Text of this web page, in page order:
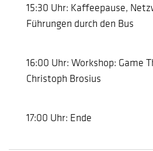
15:30 Uhr: Kaffeepause,
Führungen durch den Bus
16:00 Uhr: Workshop: Game
Christoph Brosius
17:00 Uhr: Ende